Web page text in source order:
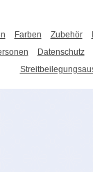
Farben Zubehör
Datenschutz